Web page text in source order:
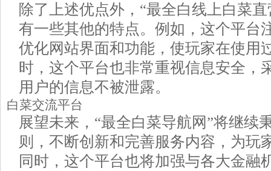
除了上述优点外，“最全白线上白菜
有一些其他的特点。例如，这个平台
优化网站界面和功能，使玩家在使用
时，这个平台也非常重视信息安全，
用户的信息不被泄露。
白菜交流平台
展望未来，“最全白菜导航网”将继续
则，不断创新和完善服务内容，为玩
同时，这个平台也将加强与各大金融